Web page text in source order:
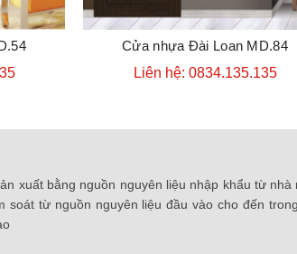
ĐẶT HÀNG
Cửa nhựa Đài Loan MD.84
Liên hệ: 0834.135.135
xuất bằng nguồn nguyên liệu nhập khẩu từ
soát từ nguồn nguyên liệu đầu vào cho đến